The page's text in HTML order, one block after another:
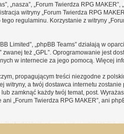
„nasza”, „Forum Twierdza RPG
witryny „Forum Twierdza RPG
regulaminu. Korzystanie z witryny
Limited”, „phpBB Teams” działają w
” zwanej też „GPL”. Oprogramowanie jest
w internecie za jego pomocą. Więcej
propagującym treści niezgodne z
a twój dostawca internetu
zamknąć każdy twój temat, post.
„Forum Twierdza RPG MAKER”, ani